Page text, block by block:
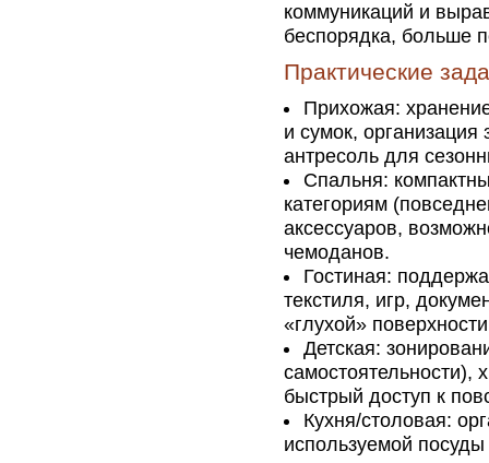
коммуникаций и
беспорядка, больше
Практические
Прихожая:
и сумок,
антресоль для
Спальня:
категориям
аксессуаров,
чемоданов.
Гостиная:
текстиля, игр,
«глухой»
Детская:
самостоятельности),
быстрый доступ к
Кухня/столовая:
используемой